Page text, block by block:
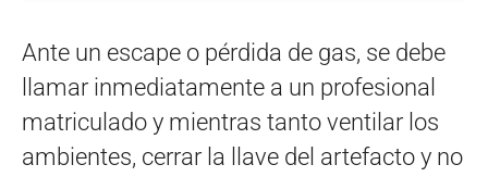
Ante un escape o pérdida de gas, se debe
llamar inmediatamente a un profesional
matriculado y mientras tanto ventilar los
ambientes, cerrar la llave del artefacto y no